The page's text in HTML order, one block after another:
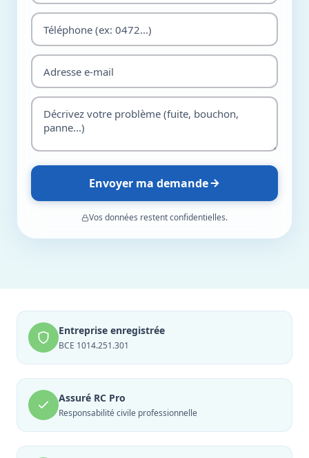
Envoyer ma demande
Vos données restent confidentielles.
Entreprise enregistrée
BCE 1014.251.301
Assuré RC Pro
Responsabilité civile professionnelle